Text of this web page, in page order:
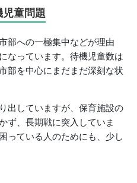
童問題
部への一極集中などが理由
なっています。待機児童数は
部を中心にまだまだ深刻な状
出していますが、保育施設の
ず、長期戦に突入していま
っている人のためにも、少し